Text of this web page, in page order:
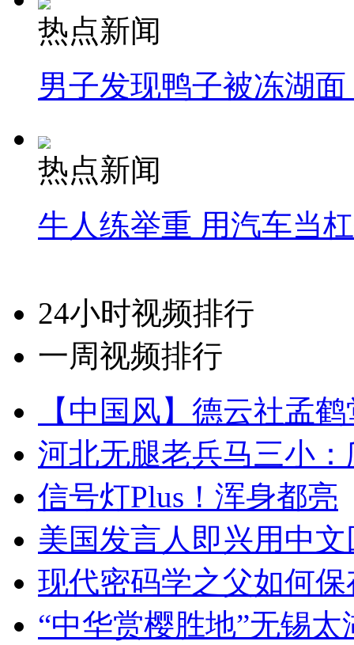
热点新闻
男子发现鸭子被冻湖
热点新闻
牛人练举重 用汽车当
24小时视频排行
一周视频排行
【中国风】德云社孟
河北无腿老兵马三小
信号灯Plus！浑身都亮
美国发言人即兴用中
现代密码学之父如何
“中华赏樱胜地”无锡